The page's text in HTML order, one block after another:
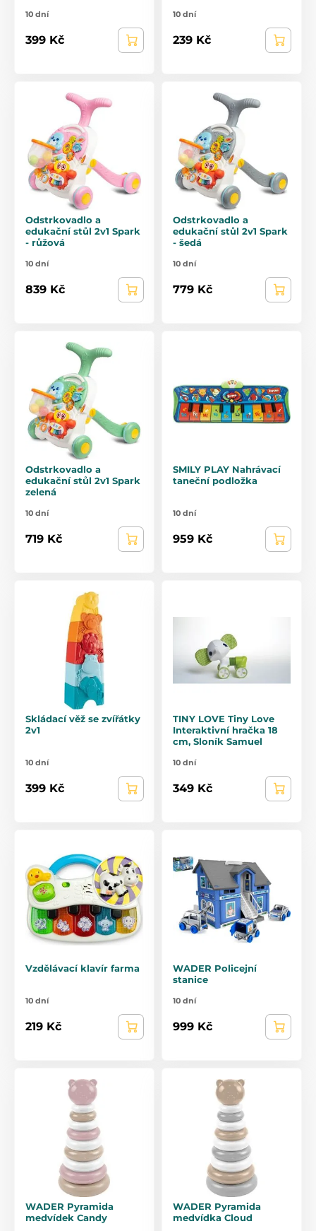
10 dní
399 Kč
10 dní
239 Kč
Odstrkovadlo a
edukační stůl 2v1 Spark
- růžová
10 dní
839 Kč
Odstrkovadlo a
edukační stůl 2v1 Spark
- šedá
10 dní
779 Kč
Odstrkovadlo a
edukační stůl 2v1 Spark
zelená
10 dní
719 Kč
SMILY PLAY Nahrávací
taneční podložka
10 dní
959 Kč
Skládací věž se zvířátky
2v1
10 dní
399 Kč
TINY LOVE Tiny Love
Interaktivní hračka 18
cm, Sloník Samuel
10 dní
349 Kč
Vzdělávací klavír farma
10 dní
219 Kč
WADER Policejní
stanice
10 dní
999 Kč
WADER Pyramida
medvídek Candy
WADER Pyramida
medvídka Cloud